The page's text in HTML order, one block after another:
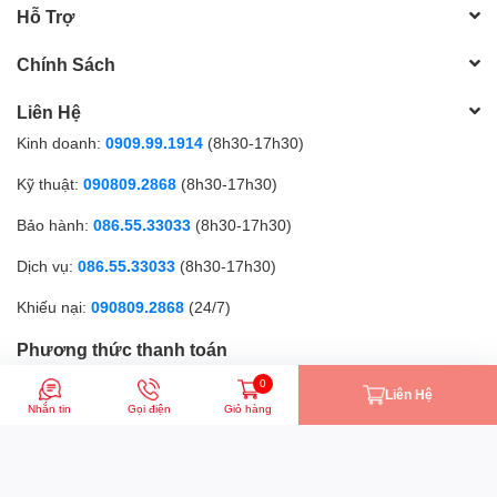
Hỗ Trợ
Chính Sách
Liên Hệ
Kinh doanh: 0909.99.1914 (8h30-17h30)
Kỹ thuật: 090809.2868 (8h30-17h30)
Bảo hành: 086.55.33033 (8h30-17h30)
Dịch vụ: 086.55.33033 (8h30-17h30)
Khiếu nại: 090809.2868 (24/7)
Phương thức thanh toán
Nhắn tin Gọi điện
0
Giỏ hàng
Liên Hệ